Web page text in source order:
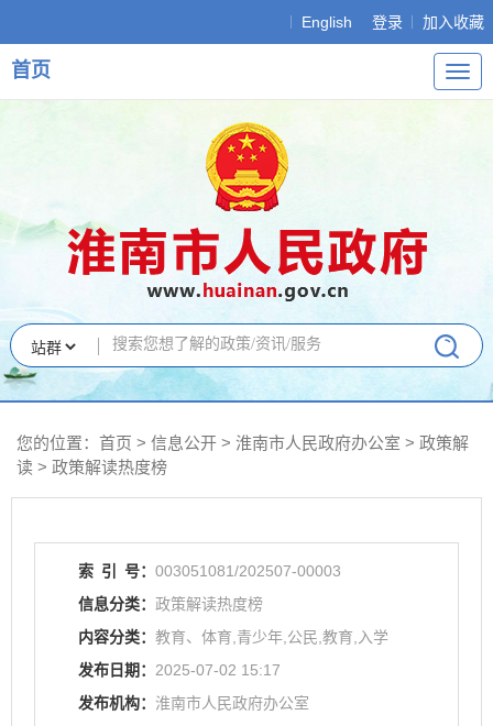
English 登录 加入收藏
导
航
首页
您的位置： 首页 > 信息公开 > 淮南市人民政府办公室 > 政策解
读 > 政策解读热度榜
索 引 号： 003051081/202507-00003
信息分类： 政策解读热度榜
内容分类： 教育、体育,青少年,公民,教育,入学
发布日期： 2025-07-02 15:17
发布机构： 淮南市人民政府办公室